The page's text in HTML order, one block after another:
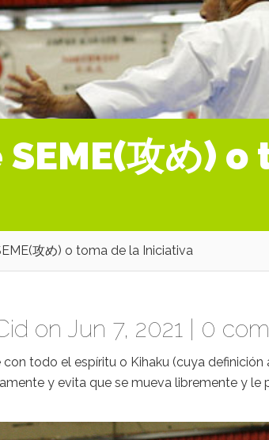
攻め)
攻め) o toma de la Iniciativa
on Jun 7, 2021 | 0
todo el espíritu o Kihaku (cuya definición
y evita que se mueva libremente y le